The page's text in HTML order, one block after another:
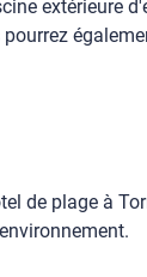
extérieure
de plage à